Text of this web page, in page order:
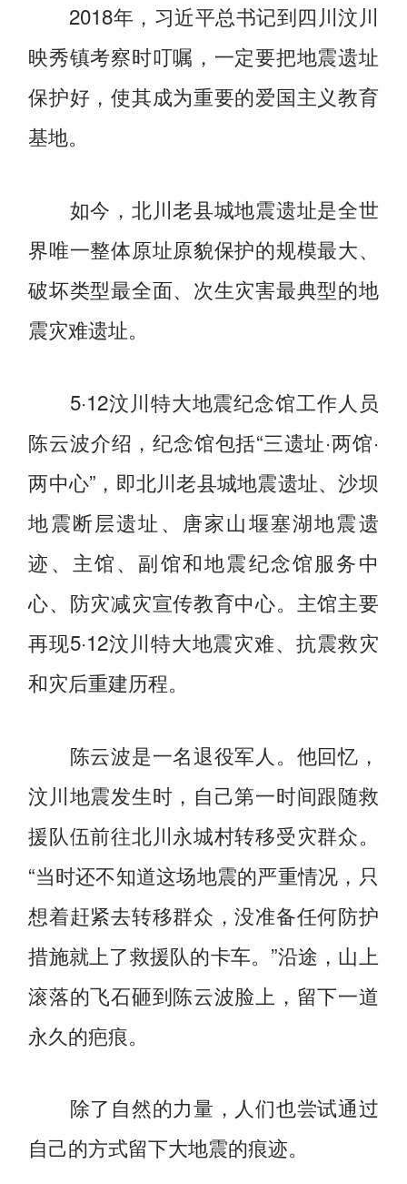
2018年，习近平总书记到四川汶川
映秀镇考察时叮嘱，一定要把地震遗址
保护好，使其成为重要的爱国主义教育
基地。
如今，北川老县城地震遗址是全世
界唯一整体原址原貌保护的规模最大、
破坏类型最全面、次生灾害最典型的地
震灾难遗址。
5·12汶川特大地震纪念馆工作人员
陈云波介绍，纪念馆包括“三遗址·两馆·
两中心”，即北川老县城地震遗址、沙坝
地震断层遗址、唐家山堰塞湖地震遗
迹、主馆、副馆和地震纪念馆服务中
心、防灾减灾宣传教育中心。主馆主要
再现5·12汶川特大地震灾难、抗震救灾
和灾后重建历程。
陈云波是一名退役军人。他回忆，
汶川地震发生时，自己第一时间跟随救
援队伍前往北川永城村转移受灾群众。
“当时还不知道这场地震的严重情况，只
想着赶紧去转移群众，没准备任何防护
措施就上了救援队的卡车。”沿途，山上
滚落的飞石砸到陈云波脸上，留下一道
永久的疤痕。
除了自然的力量，人们也尝试通过
自己的方式留下大地震的痕迹。